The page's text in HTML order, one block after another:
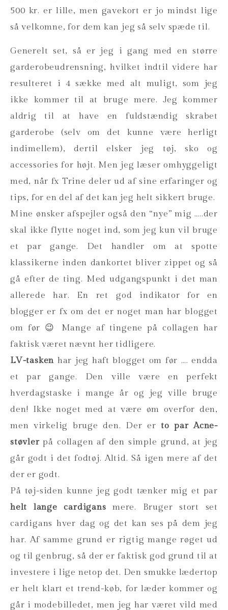
500 kr. er lille, men gavekort er jo mindst lige
så velkomne, for dem kan jeg så selv spæde til.
Generelt set, så er jeg i gang med en større
garderobeudrensning, hvilket indtil videre har
resulteret i 4 sække med alt muligt, som jeg
ikke kommer til at bruge mere. Jeg kommer
aldrig til at have en fuldstændig skrabet
garderobe (selv om det kunne være herligt
indimellem), dertil elsker jeg tøj, sko og
accessories for højt. Men jeg læser omhyggeligt
med, når fx Trine deler ud af sine erfaringer og
tips, for en del af det kan jeg helt sikkert bruge.
Mine ønsker afspejler også den “nye” mig …..der
skal ikke flytte noget ind, som jeg kun vil bruge
et par gange. Det handler om at spotte
klassikerne inden dankortet bliver zippet og så
gå efter de ting. Med udgangspunkt i det man
allerede har. En ret god indikator for en
blogger er fx om det er noget man har blogget
om før 😉 Mange af tingene på collagen har
faktisk været nævnt her tidligere.
LV-tasken har jeg haft blogget om før …. endda
et par gange. Den ville være en perfekt
hverdagstaske i mange år og jeg ville bruge
den! Ikke noget med at være øm overfor den,
men virkelig bruge den. Der er to par Acne-
støvlerpå collagen af den simple grund, at jeg
går godt i det fodtøj. Altid. Så igen mere af det
der er godt.
På tøj-siden kunne jeg godt tænker mig et par
helt lange cardigans mere. Bruger stort set
cardigans hver dag og det kan ses på dem jeg
har. Af samme grund er rigtig mange røget ud
og til genbrug, så der er faktisk god grund til at
investere i lige netop det. Den smukke lædertop
er helt klart et trend-køb, for læder kommer og
går i modebilledet, men jeg har været vild med